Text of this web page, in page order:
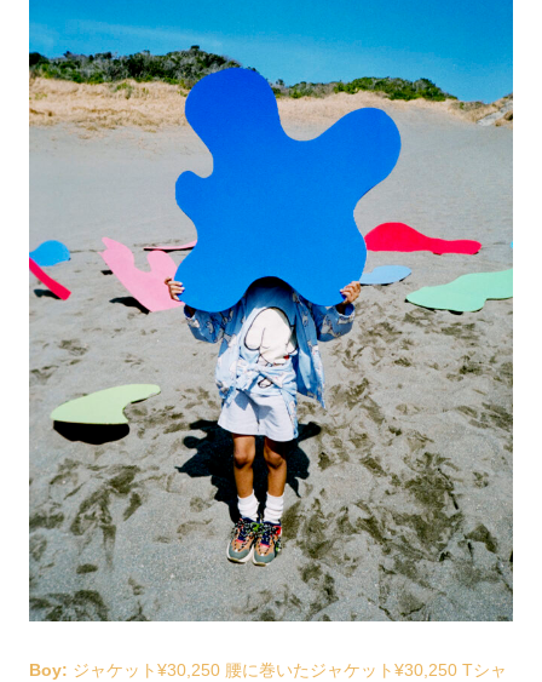
Boy: ジャケット¥30,250 腰に巻いたジャケット¥30,250 Tシャ